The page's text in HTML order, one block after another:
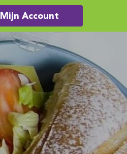
Mijn Account